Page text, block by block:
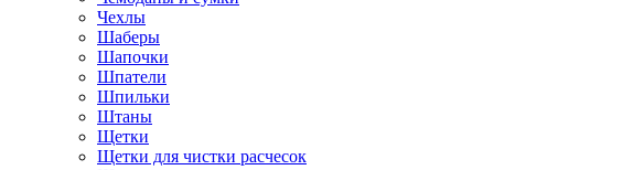
Чехлы
Шаберы
Шапочки
Шпатели
Шпильки
Штаны
Щетки
Щетки для чистки расчесок